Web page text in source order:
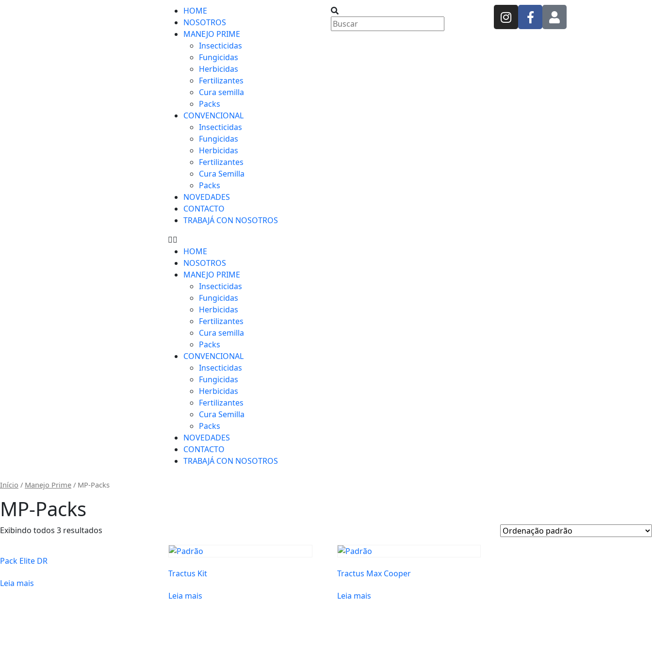
HOME
NOSOTROS
MANEJO PRIME
Insecticidas
Fungicidas
Herbicidas
Fertilizantes
Cura semilla
Packs
CONVENCIONAL
Insecticidas
Fungicidas
Herbicidas
Fertilizantes
Cura Semilla
Packs
NOVEDADES
CONTACTO
TRABAJÁ CON NOSOTROS
HOME
NOSOTROS
MANEJO PRIME
Insecticidas
Fungicidas
Herbicidas
Fertilizantes
Cura semilla
Packs
CONVENCIONAL
Insecticidas
Fungicidas
Herbicidas
Fertilizantes
Cura Semilla
Packs
NOVEDADES
CONTACTO
TRABAJÁ CON NOSOTROS
Início / Manejo Prime / MP-Packs
MP-Packs
Exibindo todos 3 resultados
Pack Elite DR
Leia mais
Tractus Kit
Leia mais
Tractus Max Cooper
Leia mais